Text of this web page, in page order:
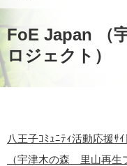
FoE Japan （
ロジェクト）
八王子ｺﾐｭﾆﾃｨ活動応援
（宇津木の森 里山再生